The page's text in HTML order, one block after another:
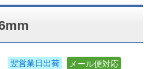
翌営業日出荷
メール便対応